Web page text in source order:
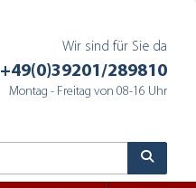
Wir sind für Sie da
+49(0)39201/289810
Montag - Freitag von 08-16 Uhr